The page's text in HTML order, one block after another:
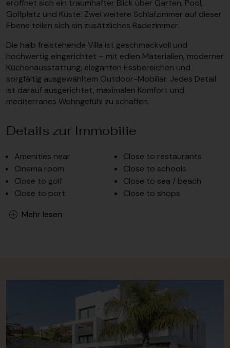
eröffnet sich ein traumhafter Blick über Garten, Pool,
Golfplatz und Küste. Zwei weitere Schlafzimmer auf dieser
Ebene teilen sich ein zusätzliches Badezimmer.
Die halb freistehende Villa ist geschmackvoll und
hochwertig eingerichtet – mit edlen Materialien, moderner
Küchenausstattung, eleganten Essbereichen und
sorgfältig ausgewähltem Outdoor-Mobiliar. Jedes Detail
ist darauf ausgerichtet, maximalen Komfort und
mediterranes Wohngefühl zu schaffen.
Details zur Immobilie
Amenities near
Cinema room
Close to golf
Close to port
Close to restaurants
Close to schools
Close to sea / beach
Close to shops
Mehr lesen